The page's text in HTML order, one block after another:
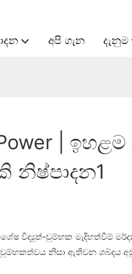
අපි ගැන දැනුම
|
නිෂ්පාදන1
විද්‍යුත්-චුම්භක මැදිහත්වීම්
චුම්භකත්වය නිසා ඇතිවන ශබ්දය